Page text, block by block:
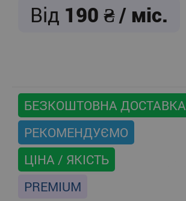
Від 190 / міс.
БЕЗКОШТОВНА ДОСТАВКА
РЕКОМЕНДУЄМО
ЦІНА / ЯКІСТЬ
PREMIUM